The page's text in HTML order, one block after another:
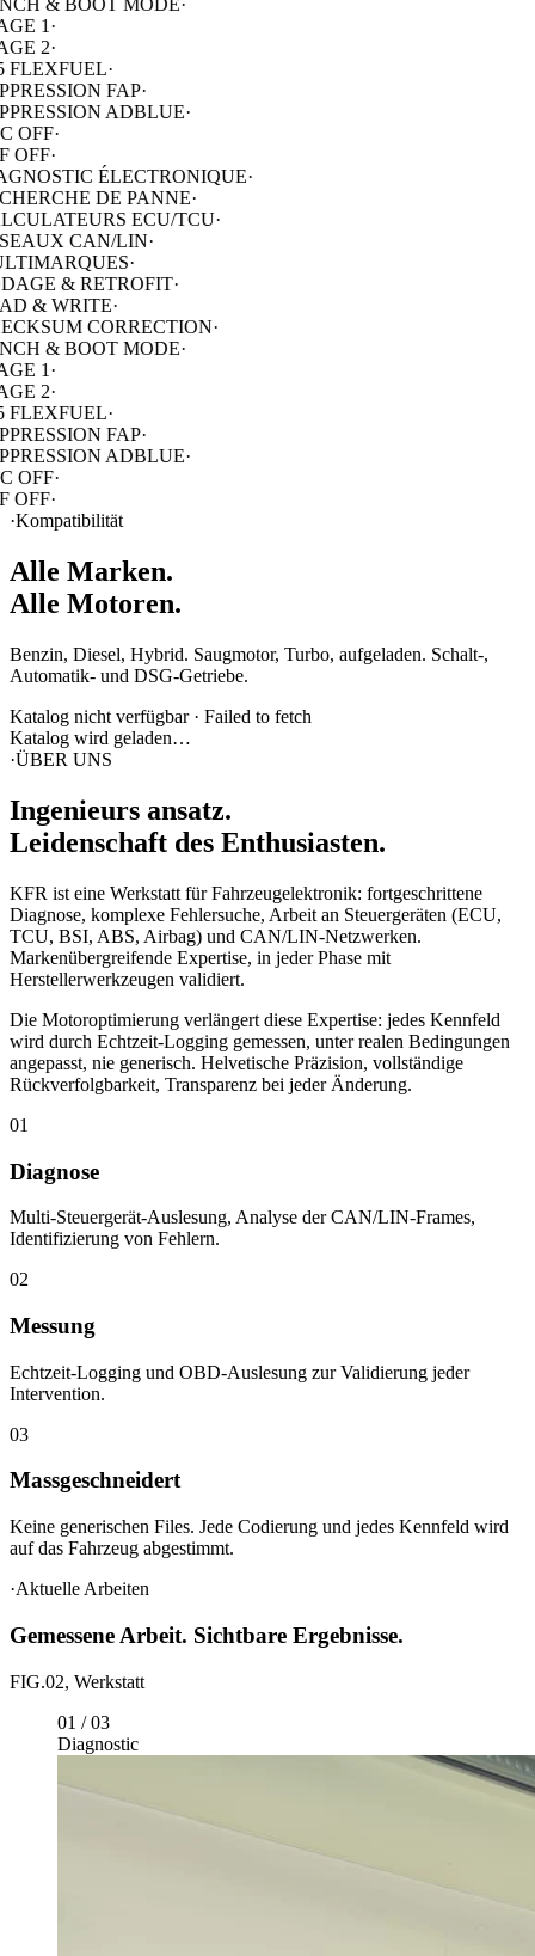
2 ·
FLEXFUEL
FAP
ADBLUE
OFF·
OFF·
ÉLECTRONIQUE
DE PANNE
ECU/TCU·
CAN/LIN·
·
& RETROFIT
& WRITE·
CORRECTION
& BOOT MODE
1·
2 ·
FLEXFUEL
FAP
ADBLUE
OFF·
OFF·
· Kompatibilität
Alle Marken.
Alle Motoren.
Benzin, Diesel, Hybrid. Saugmotor, Turbo, aufgeladen. Schalt-,
Katalog nicht verfügbar·Failed to fetch
·ÜBER UNS
Ingenieurs
Leidenschaft des Enthusiasten.
KFR ist eine Werkstatt für Fahrzeugelektronik: fortgeschrittene
TCU, BSI, ABS, Airbag) und CAN/LIN-Netzwerken.
Markenübergreifende Expertise, in jeder Phase mit
Herstellerwerkzeugen validiert.
Die Motoroptimierung verlängert diese Expertise: jedes Kennfeld
angepasst, nie generisch. Helvetische Präzision, vollständige
Rückverfolgbarkeit, Transparenz bei jeder Änderung.
01
Diagnose
Multi-Steuergerät-Auslesung, Analyse der CAN/LIN-Frames,
02
Messung
Echtzeit-Logging und OBD-Auslesung zur Validierung jeder
03
Massgeschneidert
Keine generischen Files. Jede Codierung und jedes Kennfeld wird
·Aktuelle Arbeiten
Gemessene Arbeit. Sichtbare Ergebnisse.
FIG.02, Werkstatt
01/03